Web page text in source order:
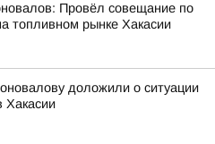
Провёл совещание по
топливном рынке Хакасии
доложили о ситуации
Хакасии